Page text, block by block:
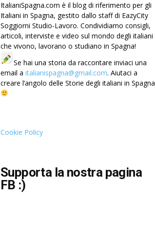
ItalianiSpagna.com è il blog di riferimento per gli
Italiani in Spagna, gestito dallo staff di EazyCity
Soggiorni Studio-Lavoro. Condividiamo consigli,
articoli, interviste e video sul mondo degli italiani
che vivono, lavorano o studiano in Spagna!
Se hai una storia da raccontare inviaci una
email a italianispagna@gmail.com. Aiutaci a
creare l’angolo delle Storie degli italiani in Spagna
Cookie Policy
Supporta la nostra pagina
FB :)